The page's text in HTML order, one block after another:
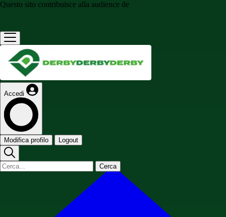
Questo sito contribuisce alla audience de
Accedi
Modifica profilo Logout
Cerca